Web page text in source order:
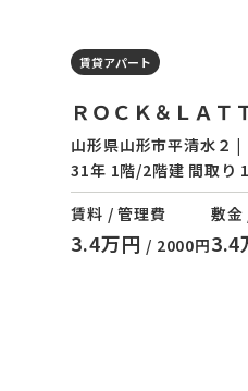
賃貸アパート
ＲＯＣＫ＆ＬＡＴ
山形県山形市平清水２
31年 1階/2階建 間取り
賃料 / 管理費
3.4万円 / 2000円
敷金
3.4